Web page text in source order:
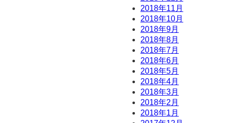
2018年11月
2018年10月
2018年9月
2018年8月
2018年7月
2018年6月
2018年5月
2018年4月
2018年3月
2018年2月
2018年1月